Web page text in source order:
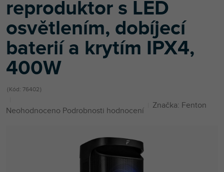
reproduktor s LED
osvětlením, dobíjecí
baterií a krytím IPX4,
400W
Kód: 76402
Průměrné
Neohodnoceno Podrobnosti hodnocení
Značka: Fenton